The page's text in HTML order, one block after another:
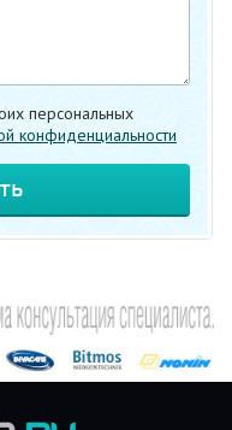
персональных
конфиденциальности